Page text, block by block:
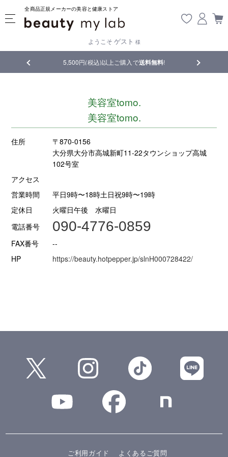
全商品正規メーカーの美容と健康ストア
ようこそ ゲスト 様
5,500円(税込)以上ご購入で送料無料! 【重要】
美容室tomo.
美容室tomo.
住所
〒870-0156
大分県大分市高城新町11-22タウンショップ高城
102号室
アクセス
営業時間
平日9時〜18時土日祝9時〜19時
定休日
火曜日午後 水曜日
電話番号
090-4776-0859
FAX番号
--
HP
https://beauty.hotpepper.jp/slnH000728422/
ご利用ガイド よくあるご質問